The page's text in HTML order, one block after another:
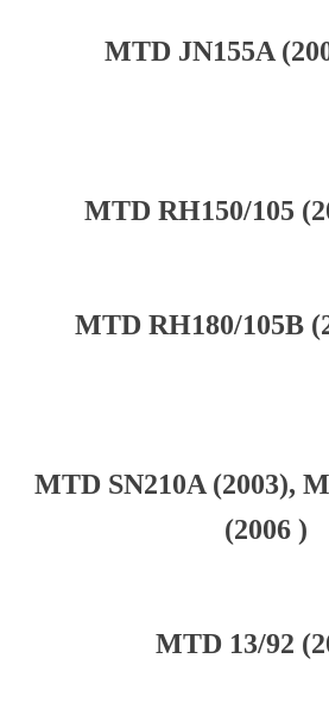
MTD JN155A
MTD RH150/105
MTD RH180/105B
MTD SN210A (2003),
(2006 )
MTD 13/92